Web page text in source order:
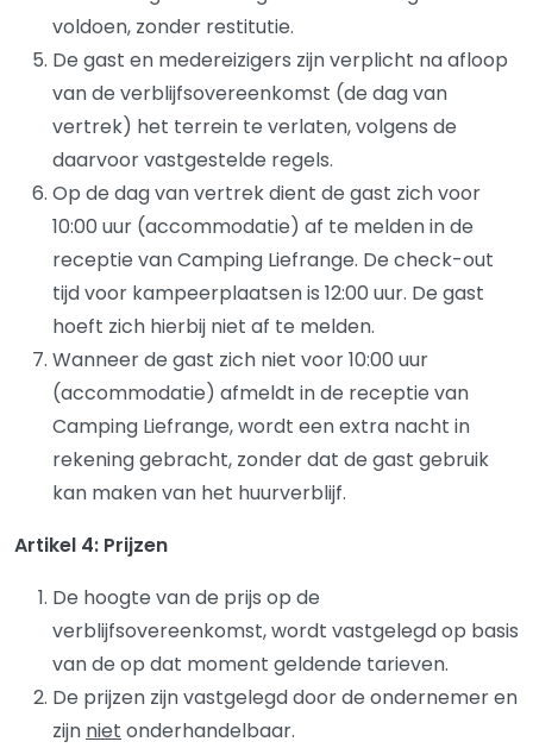
voldoen, zonder restitutie.
De gast en medereizigers zijn verplicht na afloop
van de verblijfsovereenkomst (de dag van
vertrek) het terrein te verlaten, volgens de
daarvoor vastgestelde regels.
Op de dag van vertrek dient de gast zich voor
10:00 uur (accommodatie) af te melden in de
receptie van Camping Liefrange. De check-out
tijd voor kampeerplaatsen is 12:00 uur. De gast
hoeft zich hierbij niet af te melden.
Wanneer de gast zich niet voor 10:00 uur
(accommodatie) afmeldt in de receptie van
Camping Liefrange, wordt een extra nacht in
rekening gebracht, zonder dat de gast gebruik
kan maken van het huurverblijf.
Artikel 4: Prijzen
De hoogte van de prijs op de
verblijfsovereenkomst, wordt vastgelegd op basis
van de op dat moment geldende tarieven.
De prijzen zijn vastgelegd door de ondernemer en
zijn niet onderhandelbaar.